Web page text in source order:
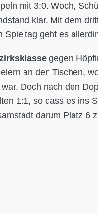
mit 3:0. Woch,
klar. Mit dem
geht es
gegen
an den Tischen,
Doch nach den
1:1, so dass es ins
darum Platz 6